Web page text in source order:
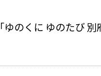
のくに ゆのたび 別